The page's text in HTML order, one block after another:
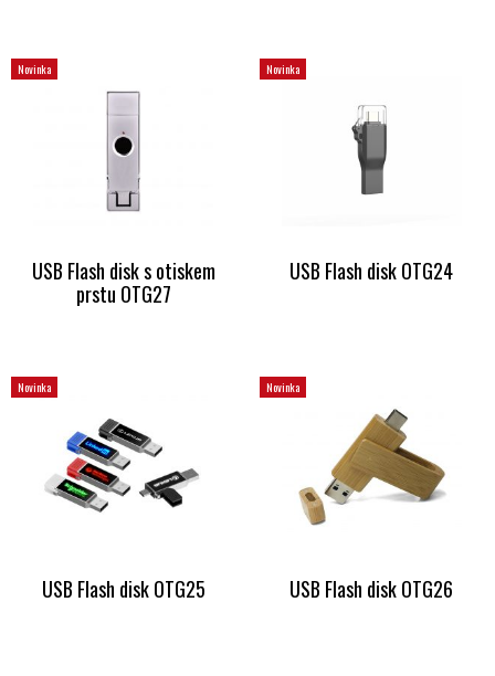
Novinka
USB Flash disk s otiskem
prstu OTG27
Novinka
USB Flash disk OTG24
Novinka
USB Flash disk OTG25
Novinka
USB Flash disk OTG26